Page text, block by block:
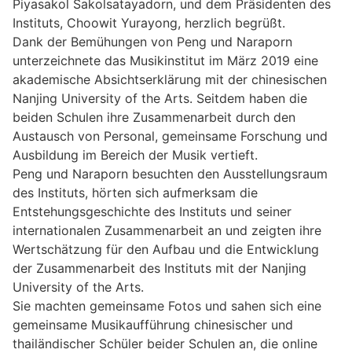
Piyasakol Sakolsatayadorn, und dem Präsidenten des
Instituts, Choowit Yurayong, herzlich begrüßt.
Dank der Bemühungen von Peng und Naraporn
unterzeichnete das Musikinstitut im März 2019 eine
akademische Absichtserklärung mit der chinesischen
Nanjing University of the Arts. Seitdem haben die
beiden Schulen ihre Zusammenarbeit durch den
Austausch von Personal, gemeinsame Forschung und
Ausbildung im Bereich der Musik vertieft.
Peng und Naraporn besuchten den Ausstellungsraum
des Instituts, hörten sich aufmerksam die
Entstehungsgeschichte des Instituts und seiner
internationalen Zusammenarbeit an und zeigten ihre
Wertschätzung für den Aufbau und die Entwicklung
der Zusammenarbeit des Instituts mit der Nanjing
University of the Arts.
Sie machten gemeinsame Fotos und sahen sich eine
gemeinsame Musikaufführung chinesischer und
thailändischer Schüler beider Schulen an, die online